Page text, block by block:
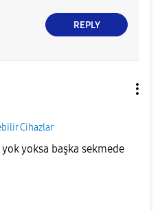
REPLY
Cihazlar
yoksa başka sekmede